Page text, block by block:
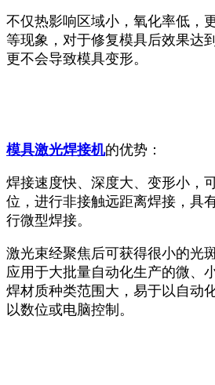
不仅热影响区域小，氧化率低，
等现象，对于修复模具后效果达
更不会导致模具变形。
模具激光焊接机的优势：
焊接速度快、深度大、变形小，
位，进行非接触远距离焊接，具
行微型焊接。
激光束经聚焦后可获得很小的光
应用于大批量自动化生产的微、
焊材质种类范围大，易于以自动
以数位或电脑控制。